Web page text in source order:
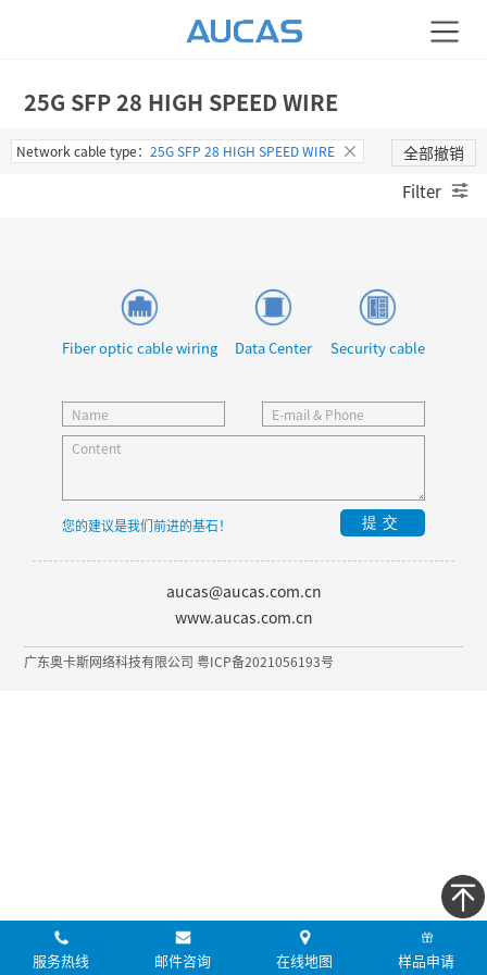
25G SFP 28 HIGH SPEED WIRE
Network cable type： 25G SFP 28 HIGH SPEED WIRE 全部撤销
Filter
Fiber optic cable wiring Data Center Security cable
您的建议是我们前进的基石！ 提交
aucas@aucas.com.cn
www.aucas.com.cn
广东奥卡斯网络科技有限公司 粤ICP备2021056193号
服务热线 邮件咨询 在线地图 样品申请